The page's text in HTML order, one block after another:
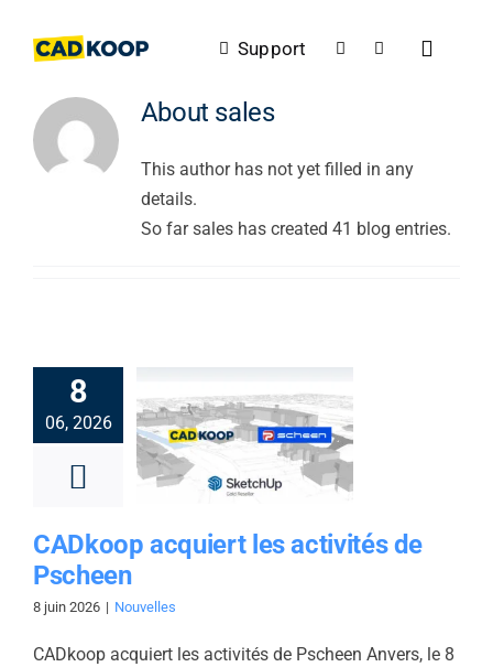
Support
Toggle
About sales
This author has not yet filled in any
details.
So far sales has created 41 blog entries.
8
06, 2026
CADkoop acquiert les activités de
Pscheen
8 juin 2026 | Nouvelles
CADkoop acquiert les activités de Pscheen Anvers, le 8